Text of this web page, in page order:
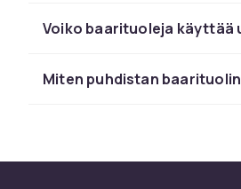
Materiaalit ja
materiaaleissa. Puu antaa
luonnollisen ilmeen, joka sopii
Voiko baarituoleja käyttää
Miten puhdistan